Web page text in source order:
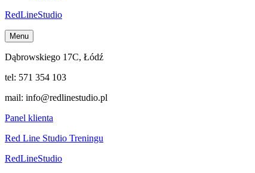
RedLineStudio
Menu
Dąbrowskiego 17C, Łódź
tel: 571 354 103
mail: info@redlinestudio.pl
Panel klienta
Red Line Studio Treningu
RedLineStudio